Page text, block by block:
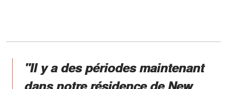
"Il y a des périodes maintenant
dans notre résidence de New